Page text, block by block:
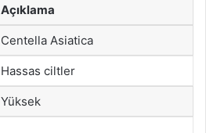
Açıklama
Centella Asiatica
Hassas ciltler
Yüksek